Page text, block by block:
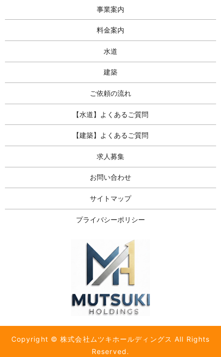
事業案内
料金案内
水道
建築
ご依頼の流れ
【水道】よくあるご質問
【建築】よくあるご質問
求人募集
お問い合わせ
サイトマップ
プライバシーポリシー
Copyright © 株式会社ムツキホールディングス All Rights
Reserved.